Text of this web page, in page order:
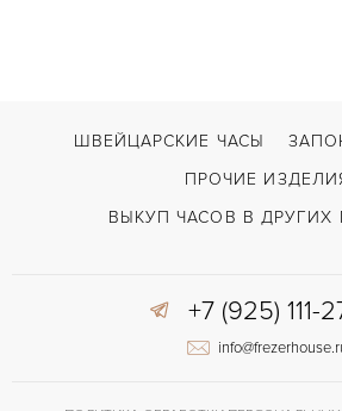
ВОЗМОЖНОСТИ ДОСТАВКИ
ЦВЕТ БРАСЛЕТА
ШВЕЙЦАРСКИЕ ЧАСЫ
ПРОЧИЕ
ВЫКУП ЧАСОВ В ДРУГИХ
+7 (925) 111-